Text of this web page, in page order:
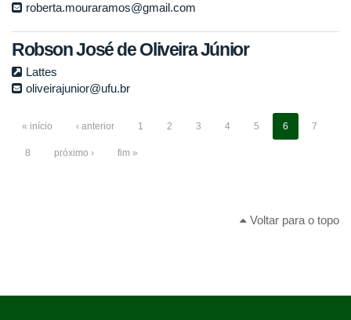
roberta.mouraramos@gmail.com
Robson José de Oliveira Júnior
Lattes
oliveirajunior@ufu.br
« início ‹ anterior 1 2 3 4 5 6 7
8 próximo › fim »
Voltar para o topo